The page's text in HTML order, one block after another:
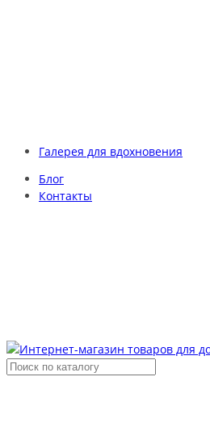
Галерея для вдохновения
Блог
Контакты